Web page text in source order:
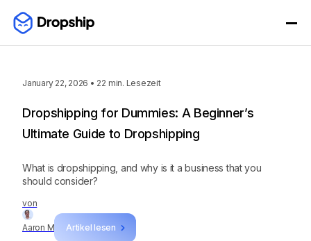
January 22, 2026 • 22 min. Lesezeit
von
Aaron M Artikel lesen
Dropshipping for Dummies: A Beginner’s
Ultimate Guide to Dropshipping
What is dropshipping, and why is it a business that you
should consider?